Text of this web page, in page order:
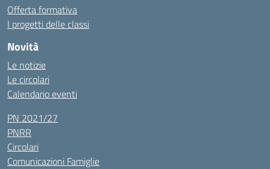
Offerta formativa
I progetti delle classi
Novità
Le notizie
Le circolari
Calendario eventi
PN 2021/27
PNRR
Circolari
Comunicazioni Famiglie